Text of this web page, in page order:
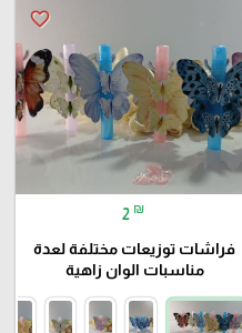
favorite_border
2 ₪
فراشات توزيعات مختلفة لعدة
مناسبات الوان زاهية